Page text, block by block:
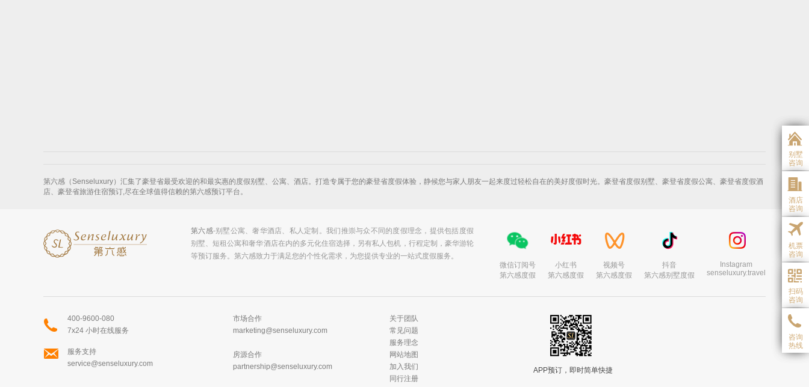
第六感（Senseluxury）汇集了豪登省最受欢迎的和最实惠的度假别墅、公寓、酒店。打造专属于您的豪登省度假体验，静候您与家人朋友一起来度过轻松自在的美好度假时光。豪登省度假别墅、豪登省度假公寓、豪登省度假酒
店、豪登省旅游住宿预订,尽在全球值得信赖的第六感预订平台。
第六感-别墅公寓、奢华酒店、私人定制。我们推崇与众不同的度假理念，提供包括度假
别墅、短租公寓和奢华酒店在内的多元化住宿选择，另有私人包机，行程定制，豪华游轮
等预订服务。第六感致力于满足您的个性化需求，为您提供专业的一站式度假服务。
微信订阅号
第六感度假
小红书
第六感度假
视频号
第六感度假
抖音
第六感别墅度假
Instagram
senseluxury.travel
400-9600-080
7x24 小时在线服务
服务支持
service@senseluxury.com
市场合作
marketing@senseluxury.com
房源合作
partnership@senseluxury.com
关于团队
常见问题
服务理念
网站地图
加入我们
同行注册
APP预订，即时简单快捷
别墅
咨询
酒店
咨询
机票
咨询
扫码
咨询
咨询
热线